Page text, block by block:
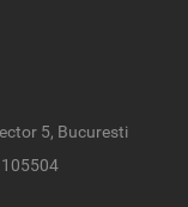
5, Bucuresti